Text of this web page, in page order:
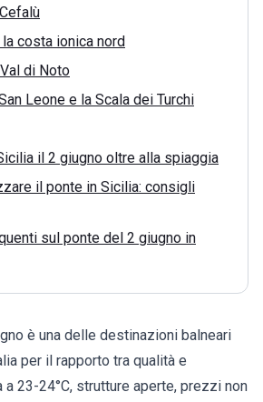
costa ionica nord
di Noto
Leone e la Scala dei Turchi
il 2 giugno oltre alla spiaggia
il ponte in Sicilia: consigli
sul ponte del 2 giugno in
è una delle destinazioni balneari
per il rapporto tra qualità e
a 23-24°C, strutture aperte, prezzi non